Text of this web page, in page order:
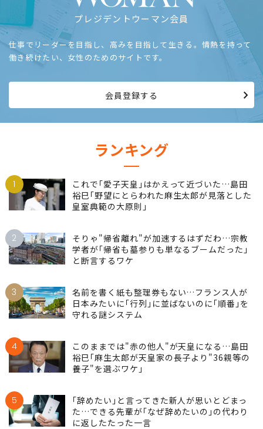
プレジデントウーマン会員
仕事でリーダーを目指し、高みを目指して生きる。情熱を持って
働き続けたい、女性のためのサイトです。
会員登録する
ランキング
1
これで｢愛子天皇｣はかえって近づいた…島田
裕巳｢野望にとらわれた麻生太郎が見落とした
皇室典範の大原則｣
2
そりゃ"帰省離れ"が加速するはずだわ…宗教
学者が｢帰省も墓参りも単なるブームだった｣
と断言するワケ
3
名前を書く紙も整理券もない…フランス人が
日本みたいに｢行列｣に並ばないのに｢順番｣を
守れる謎システム
4
このままでは"赤の他人"が天皇になる…島田
裕巳｢麻生太郎が天皇家の長子より"36親等の
養子"を選ぶワケ｣
5
｢辞めたい｣と言ってきた新人が思いとどまっ
た…できる先輩が｢なぜ辞めたいの｣の代わり
に返したたった一言